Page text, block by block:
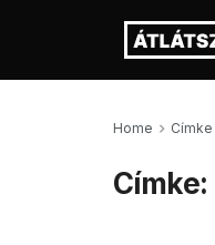
Home Címke
Címke: